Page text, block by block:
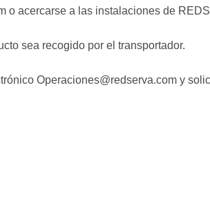
o acercarse a las instalaciones de
sea recogido por el transportador.
Operaciones@redserva.com y